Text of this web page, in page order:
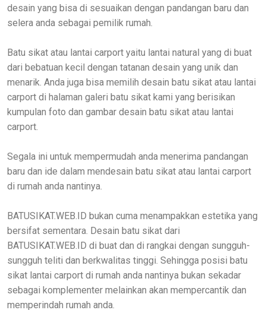
desain yang bisa di sesuaikan dengan pandangan baru dan
selera anda sebagai pemilik rumah.
Batu sikat atau lantai carport yaitu lantai natural yang di buat
dari bebatuan kecil dengan tatanan desain yang unik dan
menarik. Anda juga bisa memilih desain batu sikat atau lantai
carport di halaman galeri batu sikat kami yang berisikan
kumpulan foto dan gambar desain batu sikat atau lantai
carport.
Segala ini untuk mempermudah anda menerima pandangan
baru dan ide dalam mendesain batu sikat atau lantai carport
di rumah anda nantinya.
BATUSIKAT.WEB.ID bukan cuma menampakkan estetika yang
bersifat sementara. Desain batu sikat dari
BATUSIKAT.WEB.ID di buat dan di rangkai dengan sungguh-
sungguh teliti dan berkwalitas tinggi. Sehingga posisi batu
sikat lantai carport di rumah anda nantinya bukan sekadar
sebagai komplementer melainkan akan mempercantik dan
memperindah rumah anda.